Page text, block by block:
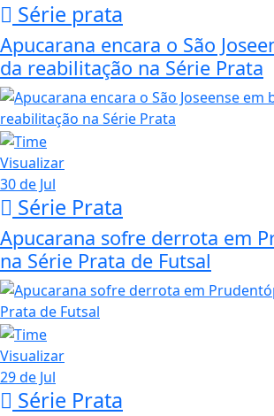
Série prata
Apucarana encara o São
da reabilitação na Série Prata
Visualizar
30 de Jul
Série Prata
Apucarana sofre derrota em
na Série Prata de Futsal
Visualizar
29 de Jul
Série Prata